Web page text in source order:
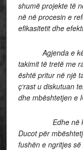
shumë projekte të
në në procesin e
efikasitetit dhe
Agjenda e
takimit të tretë me
është pritur në një
ç‘rast u diskutuan
dhe mbështetjen e
Edhe në këtë
Ducot për
fushën e ngritjes